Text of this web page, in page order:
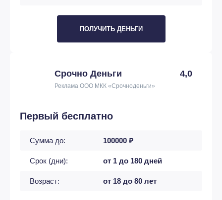
ПОЛУЧИТЬ ДЕНЬГИ
Срочно Деньги 4,0
Реклама ООО МКК «Срочноденьги»
Первый бесплатно
Сумма до: 100000 ₽
Срок (дни): от 1 до 180 дней
Возраст: от 18 до 80 лет